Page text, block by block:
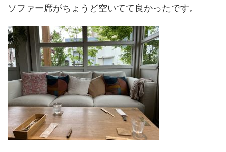
ソファー席がちょうど空いてて良かったです。